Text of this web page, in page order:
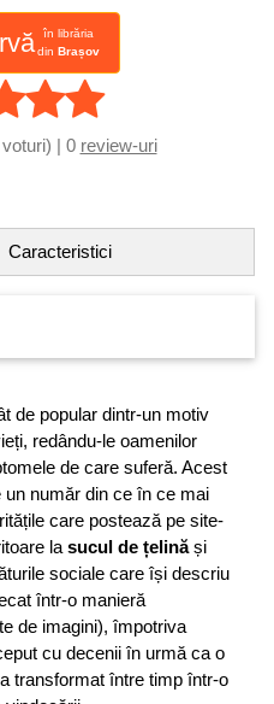
în librăria
din Brașov
| 0 review-uri
Caracteristici
de popular dintr-un motiv
redându-le oamenilor
de care suferă. Acest
număr din ce în ce mai
care postează pe site-
la sucul de țelinăși
sociale care își descriu
într-o manieră
de imagini), împotriva
cu decenii în urmă ca o
transformat între timp într-o